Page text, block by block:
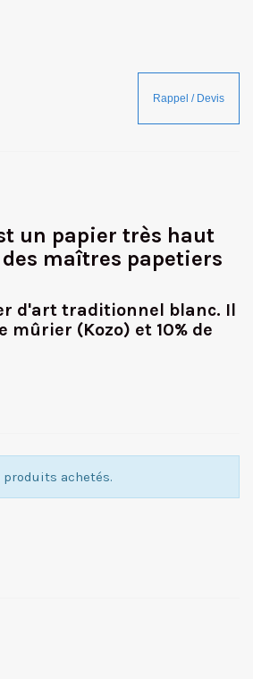
un papier très haut
maîtres papetiers
d'art traditionnel blanc. Il
(Kozo) et 10% de
achetés.